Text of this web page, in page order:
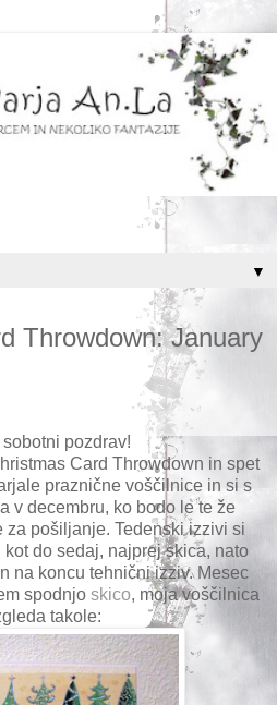
▼
Throwdown: January
pozdrav!
Card Throwdown in spet
praznične voščilnice in si s
v decembru, ko bodo le te že
za pošiljanje. Tedenski izzivi si
do sedaj, najprej skica, nato
na koncu tehnični izziv. Mesec
spodnjo skico, moja voščilnica
takole: